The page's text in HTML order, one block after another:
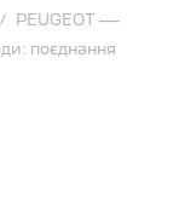
PEUGEOT —
поєднання